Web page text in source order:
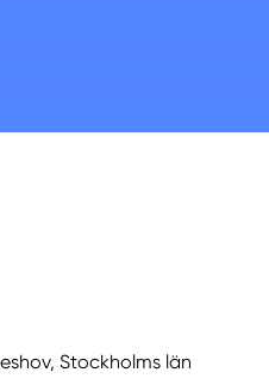
Stockholms län